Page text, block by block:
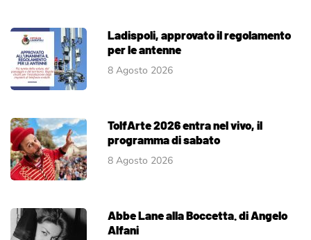
Ladispoli, approvato il regolamento
per le antenne
8 Agosto 2026
TolfArte 2026 entra nel vivo, il
programma di sabato
8 Agosto 2026
Abbe Lane alla Boccetta. di Angelo
Alfani